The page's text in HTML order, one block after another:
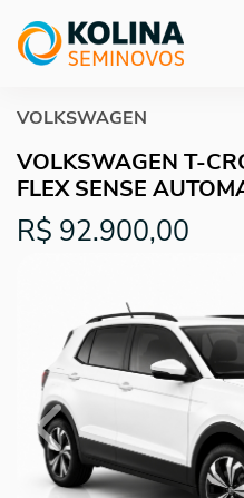
VOLKSWAGEN
VOLKSWAGEN T-
FLEX SENSE
R$ 92.900,00
Previous